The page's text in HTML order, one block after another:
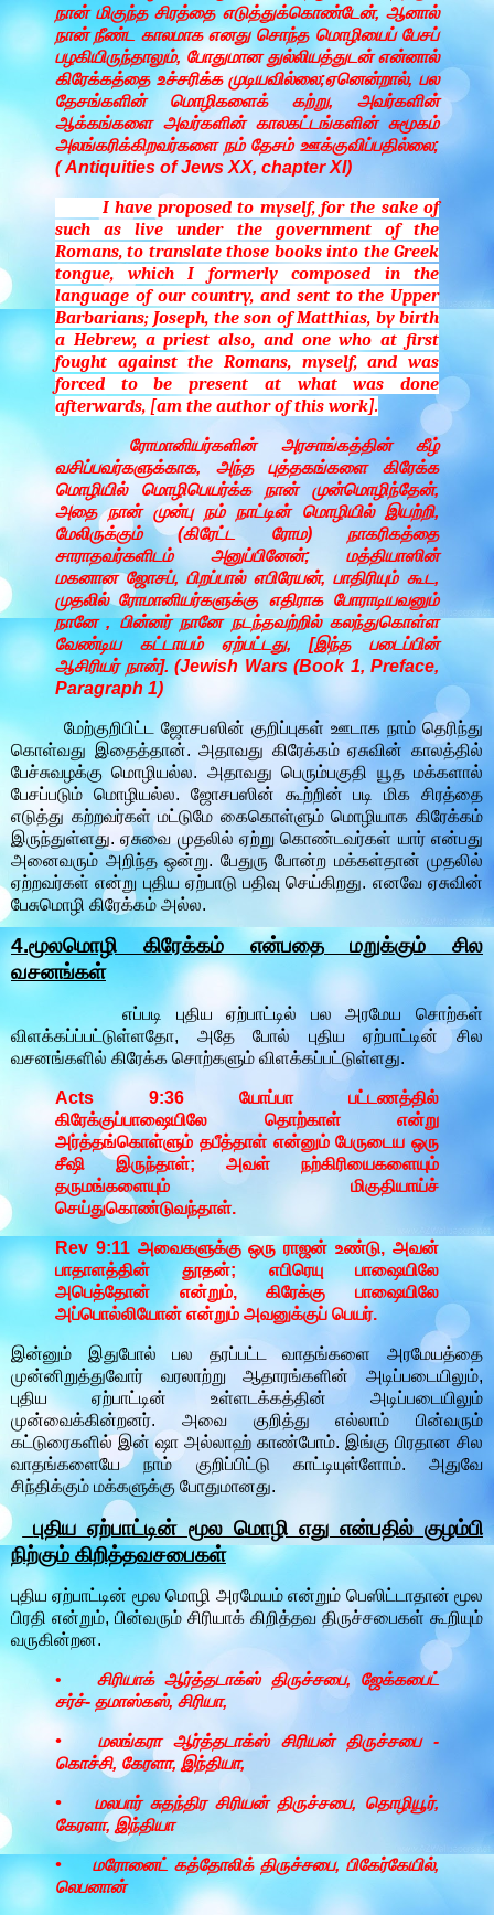
நான் மிகுந்த சிரத்தை எடுத்துக்கொண்டேன், ஆனால்
நான் நீண்ட காலமாக எனது சொந்த மொழியைப் பேசப்
பழகியிருந்தாலும், போதுமான துல்லியத்துடன் என்னால்
கிரேக்கத்தை உச்சரிக்க முடியவில்லை;ஏனென்றால், பல
தேசங்களின் மொழிகளைக் கற்று, அவர்களின்
ஆக்கங்களை அவர்களின் காலகட்டங்களின் சுமூகம்
அலங்கரிக்கிறவர்களை நம் தேசம் ஊக்குவிப்பதில்லை;
( Antiquities of Jews XX, chapter XI)
I have proposed to myself, for the sake of
such as live under the government of the
Romans, to translate those books into the Greek
tongue, which I formerly composed in the
language of our country, and sent to the Upper
Barbarians; Joseph, the son of Matthias, by birth
a Hebrew, a priest also, and one who at first
fought against the Romans, myself, and was
forced to be present at what was done
afterwards, [am the author of this work].
ரோமானியர்களின் அரசாங்கத்தின் கீழ்
வசிப்பவர்களுக்காக, அந்த புத்தகங்களை கிரேக்க
மொழியில் மொழிபெயர்க்க நான் முன்மொழிந்தேன்,
அதை நான் முன்பு நம் நாட்டின் மொழியில் இயற்றி,
மேலிருக்கும் (கிரேட்ட ரோம) நாகரிகத்தை
சாராதவர்களிடம் அனுப்பினேன்; மத்தியாஸின்
மகனான ஜோசப், பிறப்பால் எபிரேயன், பாதிரியும் கூட,
முதலில் ரோமானியர்களுக்கு எதிராக போராடியவனும்
நானே , பின்னர் நானே நடந்தவற்றில் கலந்துகொள்ள
வேண்டிய கட்டாயம் ஏற்பட்டது, [இந்த படைப்பின்
ஆசிரியர் நான்]. (Jewish Wars (Book 1, Preface,
Paragraph 1)
மேற்குறிபிட்ட ஜோசபஸின் குறிப்புகள் ஊடாக நாம் தெரிந்து
கொள்வது இதைத்தான். அதாவது கிரேக்கம் ஏசுவின் காலத்தில்
பேச்சுவழக்கு மொழியல்ல. அதாவது பெரும்பகுதி யூத மக்களால்
பேசப்படும் மொழியல்ல. ஜோசபஸின் கூற்றின் படி மிக சிரத்தை
எடுத்து கற்றவர்கள் மட்டுமே கைகொள்ளும் மொழியாக கிரேக்கம்
இருந்துள்ளது. ஏசுவை முதலில் ஏற்று கொண்டவர்கள் யார் என்பது
அனைவரும் அறிந்த ஒன்று. பேதுரு போன்ற மக்கள்தான் முதலில்
ஏற்றவர்கள் என்று புதிய ஏற்பாடு பதிவு செய்கிறது. எனவே ஏசுவின்
பேசுமொழி கிரேக்கம் அல்ல.
4.மூலமொழி கிரேக்கம் என்பதை மறுக்கும் சில
வசனங்கள்
எப்படி புதிய ஏற்பாட்டில் பல அரமேய சொற்கள்
விளக்கப்ப்பட்டுள்ளதோ, அதே போல் புதிய ஏற்பாட்டின் சில
வசனங்களில் கிரேக்க சொற்களும் விளக்கப்பட்டுள்ளது.
Acts 9:36 யோப்பா பட்டணத்தில்
கிரேக்குப்பாஷையிலே தொற்காள் என்று
அர்த்தங்கொள்ளும் தபீத்தாள் என்னும் பேருடைய ஒரு
சீஷி இருந்தாள்; அவள் நற்கிரியைகளையும்
தருமங்களையும் மிகுதியாய்ச்
செய்துகொண்டுவந்தாள்.
Rev 9:11 அவைகளுக்கு ஒரு ராஜன் உண்டு, அவன்
பாதாளத்தின் தூதன்; எபிரெயு பாஷையிலே
அபெத்தோன் என்றும், கிரேக்கு பாஷையிலே
அப்பொல்லியோன் என்றும் அவனுக்குப் பெயர்.
இன்னும் இதுபோல் பல தரப்பட்ட வாதங்களை அரமேயத்தை
முன்னிறுத்துவோர் வரலாற்று ஆதாரங்களின் அடிப்படையிலும்,
புதிய ஏற்பாட்டின் உள்ளடக்கத்தின் அடிப்படையிலும்
முன்வைக்கின்றனர். அவை குறித்து எல்லாம் பின்வரும்
கட்டுரைகளில் இன் ஷா அல்லாஹ் காண்போம். இங்கு பிரதான சில
வாதங்களையே நாம் குறிப்பிட்டு காட்டியுள்ளோம். அதுவே
சிந்திக்கும் மக்களுக்கு போதுமானது.
புதிய ஏற்பாட்டின் மூல மொழி எது என்பதில் குழம்பி
நிற்கும் கிறித்தவசபைகள்
புதிய ஏற்பாட்டின் மூல மொழி அரமேயம் என்றும் பெஸிட்டாதான் மூல
பிரதி என்றும், பின்வரும் சிரியாக் கிறித்தவ திருச்சபைகள் கூறியும்
வருகின்றன.
•
சிரியாக் ஆர்த்தடாக்ஸ் திருச்சபை, ஜேக்கபைட்
சர்ச்- தமாஸ்கஸ், சிரியா,
•
மலங்கரா ஆர்த்தடாக்ஸ் சிரியன் திருச்சபை -
கொச்சி, கேரளா, இந்தியா,
•
மலபார் சுதந்திர சிரியன் திருச்சபை, தொழியூர்,
கேரளா, இந்தியா
•
மரோனைட் கத்தோலிக் திருச்சபை, பிகேர்கேயில்,
லெபனான்